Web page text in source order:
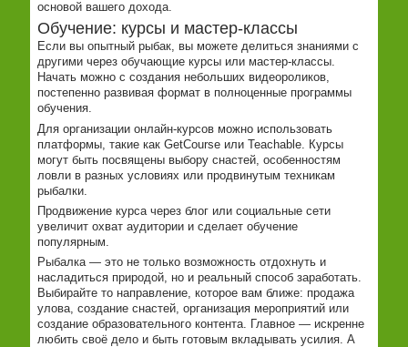
основой вашего дохода.
Обучение: курсы и мастер-классы
Если вы опытный рыбак, вы можете делиться знаниями с
другими через обучающие курсы или мастер-классы.
Начать можно с создания небольших видеороликов,
постепенно развивая формат в полноценные программы
обучения.
Для организации онлайн-курсов можно использовать
платформы, такие как GetCourse или Teachable. Курсы
могут быть посвящены выбору снастей, особенностям
ловли в разных условиях или продвинутым техникам
рыбалки.
Продвижение курса через блог или социальные сети
увеличит охват аудитории и сделает обучение
популярным.
Рыбалка — это не только возможность отдохнуть и
насладиться природой, но и реальный способ заработать.
Выбирайте то направление, которое вам ближе: продажа
улова, создание снастей, организация мероприятий или
создание образовательного контента. Главное — искренне
любить своё дело и быть готовым вкладывать усилия. А